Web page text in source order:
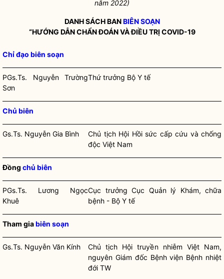
năm 2022)
DANH SÁCH BANBIÊN SOẠN
“HƯỚNG DẪN CHẨN ĐOÁN VÀ ĐIỀU TRỊ COVID-19
Chỉ đạo biên soạn
PGs.Ts. Nguyễn Trường
Sơn
Thứ trưởng Bộ Y tế
Chủ biên
Gs.Ts. Nguyễn Gia Bình
Chủ tịch Hội Hồi sức cấp cứu và chống
độc Việt Nam
Đồng chủ biên
PGs.Ts. Lương Ngọc
Khuê
Cục trưởng Cục Quản lý Khám, chữa
bệnh - Bộ Y tế
Tham giabiên soạn
Gs.Ts. Nguyễn Văn Kính
Chủ tịch Hội truyền nhiễm Việt Nam,
nguyên Giám đốc Bệnh viện Bệnh nhiệt
đới TW